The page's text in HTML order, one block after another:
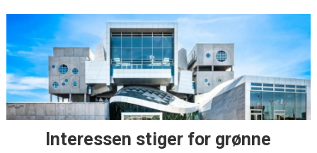
Interessen stiger for grønne